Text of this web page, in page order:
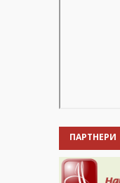
ПАРТНЕРИ